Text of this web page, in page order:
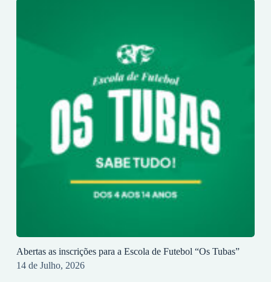
Abertas as inscrições para a Escola de Futebol “Os Tubas”
14 de Julho, 2026